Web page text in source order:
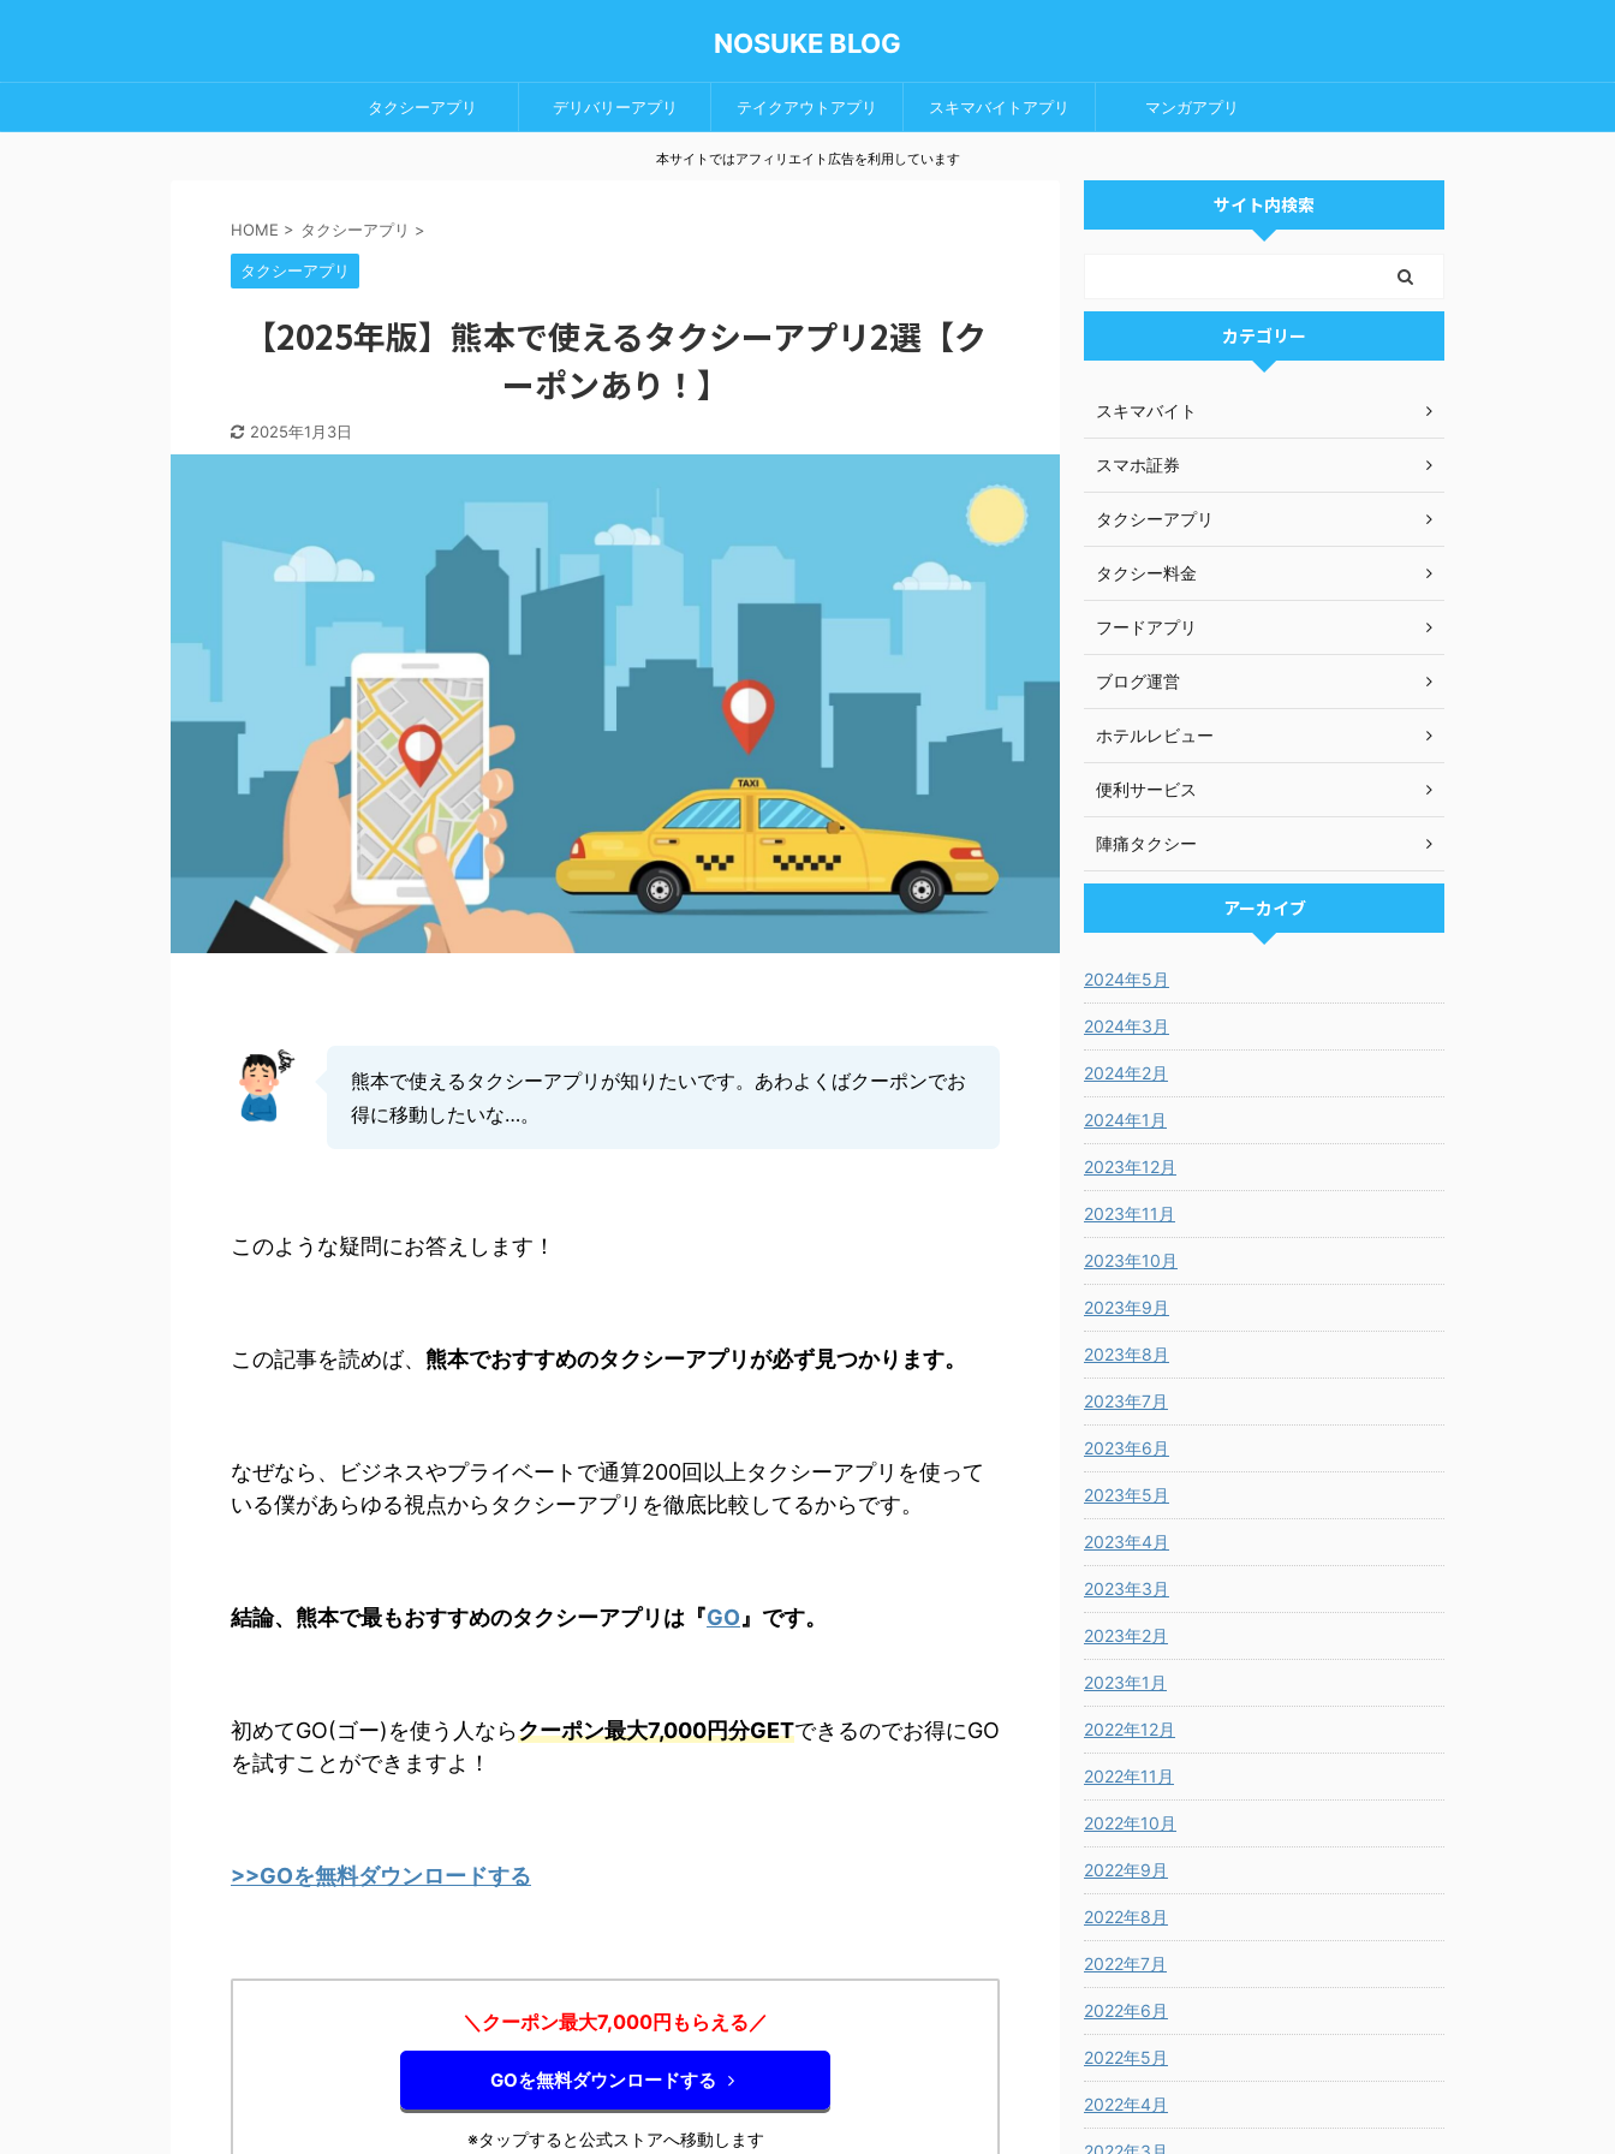
NOSUKE BLOG
タクシーアプリ デリバリーアプリ テイクアウトアプリ スキマバイトアプリ マンガアプリ
本サイトではアフィリエイト広告を利用しています
HOME > タクシーアプリ >
タクシーアプリ
【2025年版】熊本で使えるタクシーアプリ2選【ク
ーポンあり！】
2025年1月3日
熊本で使えるタクシーアプリが知りたいです。あわよくばクーポンでお
得に移動したいな…。
このような疑問にお答えします！
この記事を読めば、 熊本でおすすめのタクシーアプリが必ず見つかります。
なぜなら、ビジネスやプライベートで通算200回以上タクシーアプリを使って
いる僕があらゆる視点からタクシーアプリを徹底比較してるからです。
結論、熊本で最もおすすめのタクシーアプリは『GO』です。
初めてGO(ゴー)を使う人ならクーポン最大7,000円分GETできるのでお得にGO
を試すことができますよ！
>>GOを無料ダウンロードする
＼クーポン最大7,000円もらえる／
GOを無料ダウンロードする
※タップすると公式ストアへ移動します
サイト内検索
カテゴリー
スキマバイト
スマホ証券
タクシーアプリ
タクシー料金
フードアプリ
ブログ運営
ホテルレビュー
便利サービス
陣痛タクシー
アーカイブ
2024年5月
2024年3月
2024年2月
2024年1月
2023年12月
2023年11月
2023年10月
2023年9月
2023年8月
2023年7月
2023年6月
2023年5月
2023年4月
2023年3月
2023年2月
2023年1月
2022年12月
2022年11月
2022年10月
2022年9月
2022年8月
2022年7月
2022年6月
2022年5月
2022年4月